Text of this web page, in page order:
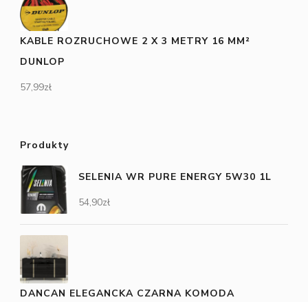
KABLE ROZRUCHOWE 2 X 3 METRY 16 MM²
DUNLOP
57,99zł
Produkty
SELENIA WR PURE ENERGY 5W30 1L
54,90zł
DANCAN ELEGANCKA CZARNA KOMODA